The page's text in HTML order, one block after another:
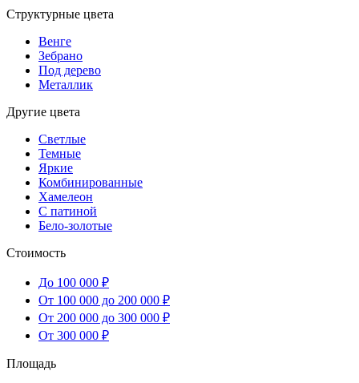
Структурные цвета
Венге
Зебрано
Под дерево
Металлик
Другие цвета
Светлые
Темные
Яркие
Комбинированные
Хамелеон
С патиной
Бело-золотые
Стоимость
До 100 000 ₽
От 100 000 до 200 000 ₽
От 200 000 до 300 000 ₽
От 300 000 ₽
Площадь